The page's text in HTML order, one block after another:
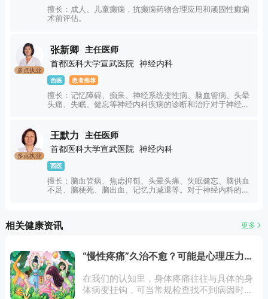
擅长：成人、儿童癫痫，抗癫痫药物合理应用和顽固性癫痫
术前评估。
多点执业
张新卿
主任医师
首都医科大学宣武医院
神经内科
西医 患者推荐
擅长：记忆障碍、痴呆、神经系统变性病、脑血管病、头晕
头痛、失眠、健忘等神经内科疾病的诊断和治疗对于神经内
多点执业
王默力
主任医师
首都医科大学宣武医院 神经内科
西医
擅长：脑血管病、焦虑抑郁、头晕头痛、失眠健忘、脑供血
不足、脑梗死、脑出血、记忆力减退等。对于神经内科的疾
相关健康资讯 更多
“慢性疼痛”久治不愈？可能是心理压力在
在我们的认知里，身体疼痛往往与具体的身
体病变挂钩，可当常规检查找不到病因时，